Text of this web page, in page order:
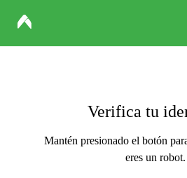
Verifica tu
Mantén presionado el botón
eres un robot.